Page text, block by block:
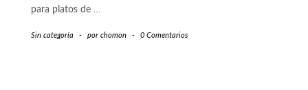
para platos de …
Sin categoría - por chomon - 0 Comentarios